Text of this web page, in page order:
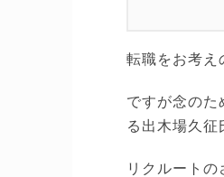
転職をお考え
ですが念のた
る出木場久征
リクルートの